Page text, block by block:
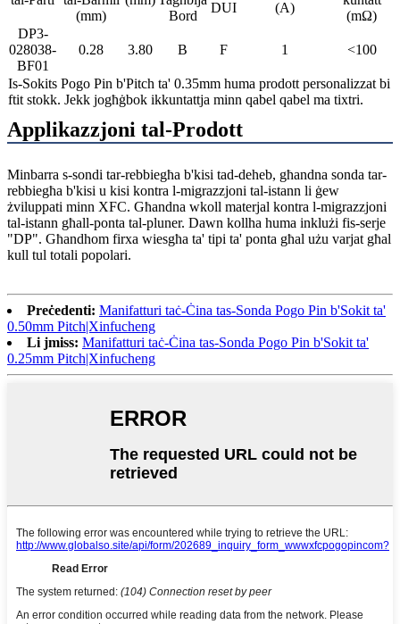
(mm)
Bord
DUI
(A)
(mΩ)
DP3-
028038-
BF01
0.28 3.80 B F 1 <100
Is-Sokits Pogo Pin b'Pitch ta' 0.35mm huma prodott personalizzat bi
ftit stokk. Jekk jogħġbok ikkuntattja minn qabel qabel ma tixtri.
Applikazzjoni tal-Prodott
Minbarra s-sondi tar-rebbiegħa b'kisi tad-deheb, għandna sonda tar-
rebbiegħa b'kisi u kisi kontra l-migrazzjoni tal-istann li ġew
żviluppati minn XFC. Għandna wkoll materjal kontra l-migrazzjoni
tal-istann għall-ponta tal-pluner. Dawn kollha huma inklużi fis-serje
"DP". Għandhom firxa wiesgħa ta' tipi ta' ponta għal użu varjat għal
kull tul totali popolari.
Preċedenti: Manifatturi taċ-Ċina tas-Sonda Pogo Pin b'Sokit ta'
0.50mm Pitch|Xinfucheng
Li jmiss: Manifatturi taċ-Ċina tas-Sonda Pogo Pin b'Sokit ta'
0.25mm Pitch|Xinfucheng